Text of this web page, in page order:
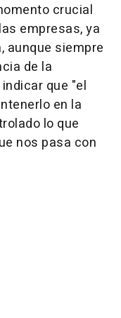
crucial
empresas, ya
aunque siempre
de la
que "el
en la
lo que
nos pasa con